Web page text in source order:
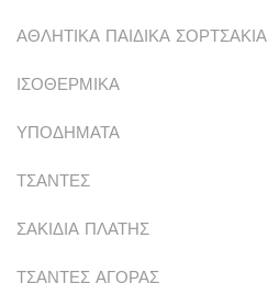
ΑΘΛΗΤΙΚΑ ΠΑΙΔΙΚΑ ΣΟΡΤΣΑΚΙΑ
ΙΣΟΘΕΡΜΙΚΑ
ΥΠΟΔΗΜΑΤΑ
ΤΣΑΝΤΕΣ
ΣΑΚΙΔΙΑ ΠΛΑΤΗΣ
ΤΣΑΝΤΕΣ ΑΓΟΡΑΣ